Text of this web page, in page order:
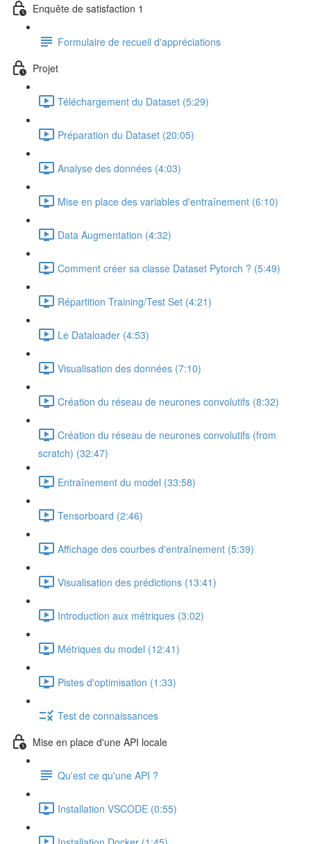
Enquête de satisfaction 1
Formulaire de recueil d'appréciations
Projet
Téléchargement du Dataset (5:29)
Préparation du Dataset (20:05)
Analyse des données (4:03)
Mise en place des variables d'entraînement (6:10)
Data Augmentation (4:32)
Comment créer sa classe Dataset Pytorch ? (5:49)
Répartition Training/Test Set (4:21)
Le Dataloader (4:53)
Visualisation des données (7:10)
Création du réseau de neurones convolutifs (8:32)
Création du réseau de neurones convolutifs (from
scratch) (32:47)
Entraînement du model (33:58)
Tensorboard (2:46)
Affichage des courbes d'entraînement (5:39)
Visualisation des prédictions (13:41)
Introduction aux métriques (3:02)
Métriques du model (12:41)
Pistes d'optimisation (1:33)
Test de connaissances
Mise en place d'une API locale
Qu'est ce qu'une API ?
Installation VSCODE (0:55)